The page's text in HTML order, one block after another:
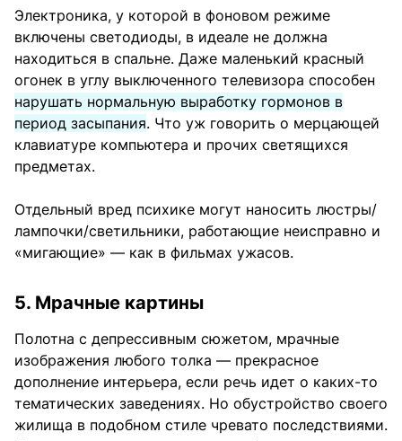
Электроника, у которой в фоновом режиме
включены светодиоды, в идеале не должна
находиться в спальне. Даже маленький красный
огонек в углу выключенного телевизора способен
нарушать нормальную выработку гормонов в
период засыпания. Что уж говорить о мерцающей
клавиатуре компьютера и прочих светящихся
предметах.
Отдельный вред психике могут наносить люстры/
лампочки/светильники, работающие неисправно и
«мигающие» — как в фильмах ужасов.
5. Мрачные картины
Полотна с депрессивным сюжетом, мрачные
изображения любого толка — прекрасное
дополнение интерьера, если речь идет о каких-то
тематических заведениях. Но обустройство своего
жилища в подобном стиле чревато последствиями.